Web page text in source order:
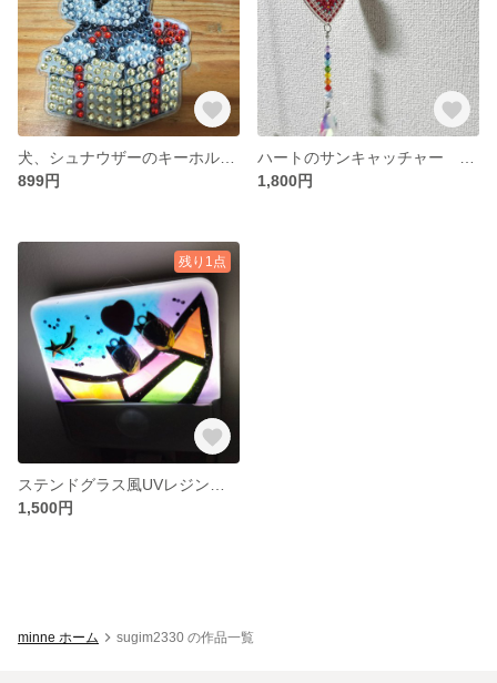
899円
1,800円
残り1点
1,500円
minne ホーム sugim2330 の作品一覧